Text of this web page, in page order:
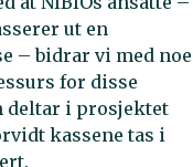
ut en
– bidrar vi med noe
for disse
deltar i prosjektet
kassene tas i